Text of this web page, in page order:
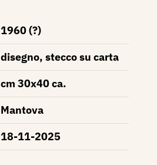
1960 (?)
disegno, stecco su carta
cm 30x40 ca.
Mantova
18-11-2025